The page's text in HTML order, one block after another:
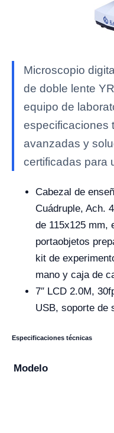
Microscopio
de doble lente
equipo de
especificaciones
avanzadas y
certificadas para
Cabezal de
Cuádruple, Ach.
de 115x125 mm,
portaobjetos
kit de
mano y caja de
7″ LCD 2.0M,
USB, soporte de
Especificaciones técnicas
Modelo